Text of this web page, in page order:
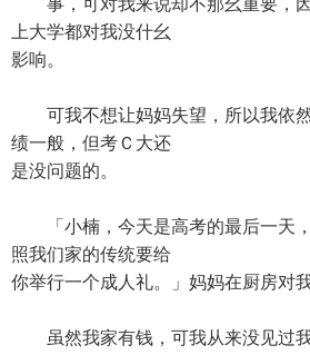
事，可对我来说却不那幺重要，因
上大学都对我没什幺
影响。
可我不想让妈妈失望，所以我依
绩一般，但考Ｃ大还
是没问题的。
「小楠，今天是高考的最后一天
照我们家的传统要给
你举行一个成人礼。」妈妈在厨房对我
虽然我家有钱，可我从来没见过